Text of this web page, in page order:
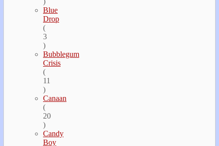
Blue
Drop
(
3
)
Bubblegum
Crisis
(
11
)
Canaan
(
20
)
Candy
Boy